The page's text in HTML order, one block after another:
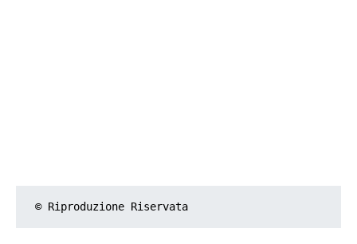
© Riproduzione Riservata